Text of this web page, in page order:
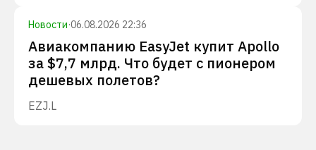
Новости·06.08.2026 22:36
Авиакомпанию EasyJet купит Apollo
за $7,7 млрд. Что будет с пионером
дешевых полетов?
EZJ.L